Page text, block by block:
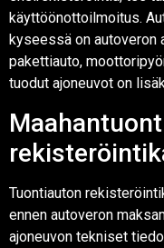
käyttöönottoilmoitus.
kyseessä on autoveron
pakettiauto,
tuodut ajoneuvot on
Tuontiauton
ennen autoveron
ajoneuvon tekniset